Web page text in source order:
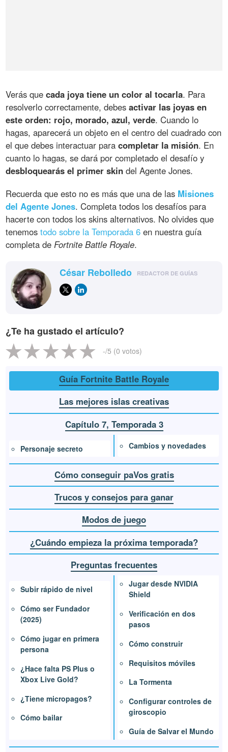
Verás quecada joya tiene un color al tocarla. Para
resolverlo correctamente, debesactivar las joyas en
este orden: rojo, morado, azul, verde. Cuando lo
hagas, aparecerá un objeto en el centro del cuadrado con
el que debes interactuar paracompletar la misión. En
cuanto lo hagas, se dará por completado el desafío y
desbloquearás el primer skin del Agente Jones.
Recuerda que esto no es más que una de las Misiones
del Agente Jones. Completa todos los desafíos para
hacerte con todos los skins alternativos. No olvides que
tenemostodo sobre la Temporada 6 en nuestra guía
completa deFortnite Battle Royale.
César Rebolledo REDACTOR DE GUÍAS
¿Te ha gustado el artículo?
-/5 (0 votos)
Guía Fortnite Battle Royale
Las mejores islas creativas
Capítulo 7, Temporada 3
Personaje secreto Cambios y novedades
Cómo conseguir paVos gratis
Trucos y consejos para ganar
Modos de juego
¿Cuándo empieza la próxima temporada?
Preguntas frecuentes
Subir rápido de nivel
Cómo ser Fundador
(2025)
Cómo jugar en primera
persona
¿Hace falta PS Plus o
Xbox Live Gold?
¿Tiene micropagos?
Cómo bailar
Jugar desde NVIDIA
Shield
Verificación en dos
pasos
Cómo construir
Requisitos móviles
La Tormenta
Configurar controles de
giroscopio
Guía de Salvar el Mundo